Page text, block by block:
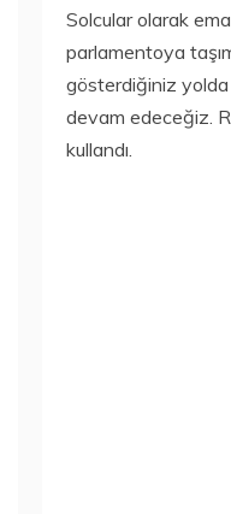
Solcular olarak
parlamentoya
gösterdiğiniz yolda
devam edeceğiz.
kullandı.